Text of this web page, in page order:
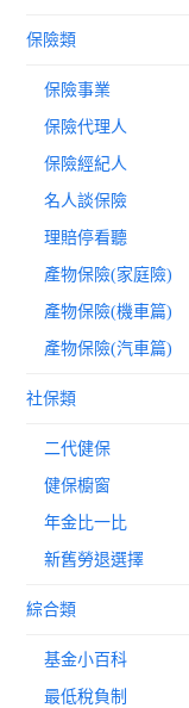
保險類
保險事業
保險代理人
保險經紀人
名人談保險
理賠停看聽
產物保險(家庭險)
產物保險(機車篇)
產物保險(汽車篇)
社保類
二代健保
健保櫥窗
年金比一比
新舊勞退選擇
綜合類
基金小百科
最低稅負制